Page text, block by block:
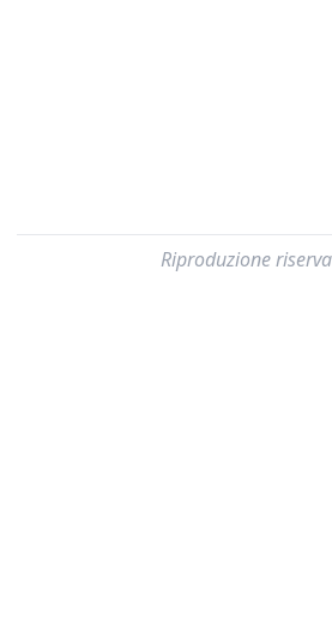
Riproduzione